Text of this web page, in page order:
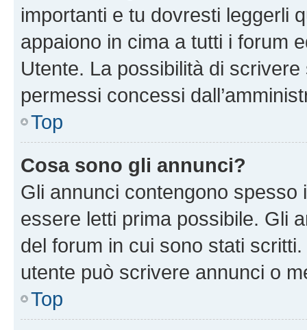
importanti e tu dovresti leggerli
appaiono in cima a tutti i forum
Utente. La possibilità di
permessi concessi
Top
Cosa sono gli annunci?
Gli annunci contengono
essere letti prima possibile. Gli
del forum in cui sono stati
utente può scrivere annunci o
Top